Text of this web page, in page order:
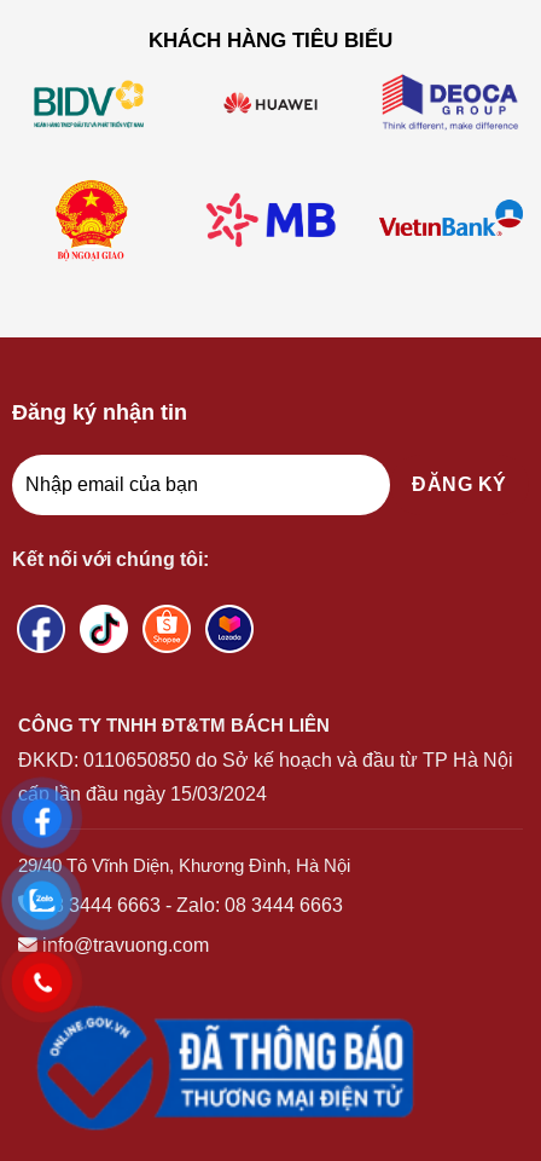
ĐKKD:0110650850do Sở kế hoạch và đầu từ TP Hà Nội
cấp lần đầu ngày 15/03/2024
29/40 Tô Vĩnh Diện, Khương Đình, Hà Nội
08 3444 6663
-
Zalo: 08 3444 6663
info@travuong.com